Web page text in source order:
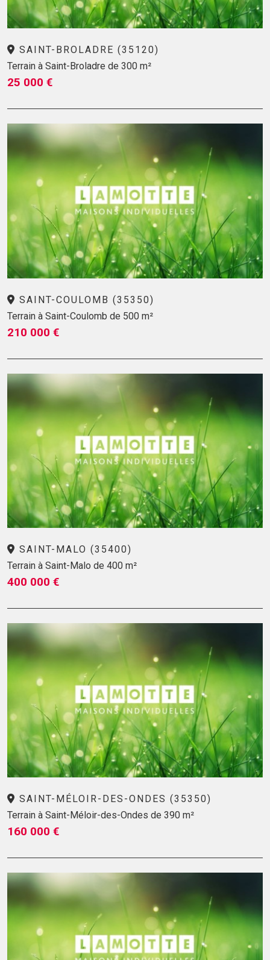
SAINT-BROLADRE (35120)
Terrain à Saint-Broladre de 300 m²
25 000 €
SAINT-COULOMB (35350)
Terrain à Saint-Coulomb de 500 m²
210 000 €
SAINT-MALO (35400)
Terrain à Saint-Malo de 400 m²
400 000 €
SAINT-MÉLOIR-DES-ONDES (35350)
Terrain à Saint-Méloir-des-Ondes de 390 m²
160 000 €